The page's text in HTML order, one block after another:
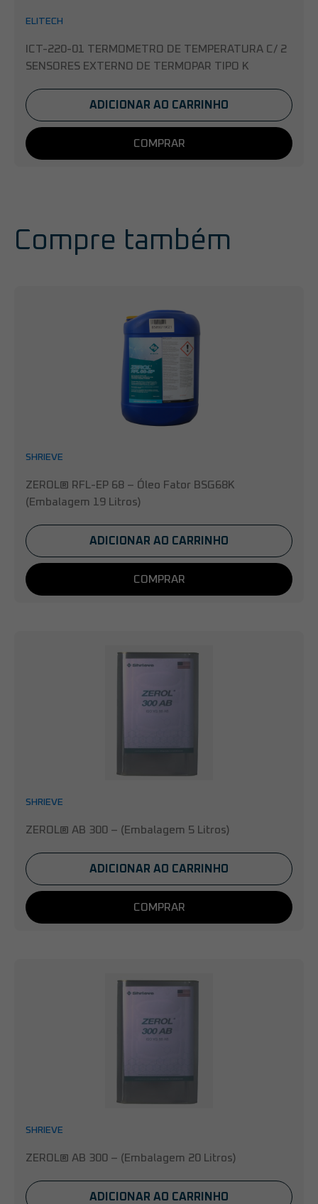
ELITECH
ICT-220-01 TERMOMETRO DE TEMPERATURA C/ 2
SENSORES EXTERNO DE TERMOPAR TIPO K
ADICIONAR AO CARRINHO
COMPRAR
Compre também
SHRIEVE
ZEROL® RFL-EP 68 – Óleo Fator BSG68K
(Embalagem 19 Litros)
ADICIONAR AO CARRINHO
COMPRAR
SHRIEVE
ZEROL® AB 300 – (Embalagem 5 Litros)
ADICIONAR AO CARRINHO
COMPRAR
SHRIEVE
ZEROL® AB 300 – (Embalagem 20 Litros)
ADICIONAR AO CARRINHO